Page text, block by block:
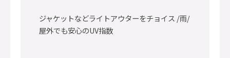
ジャケットなどライトアウターをチョイス /雨/
屋外でも安心のUV指数